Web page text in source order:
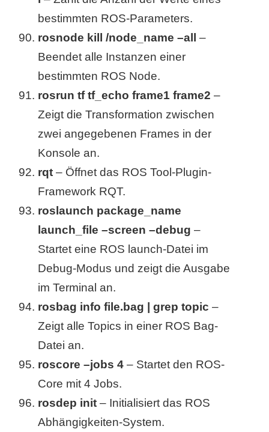
bestimmten ROS-Parameters.
rosnode kill /node_name –all –
Beendet alle Instanzen einer
bestimmten ROS Node.
rosrun tf tf_echo frame1 frame2 –
Zeigt die Transformation zwischen
zwei angegebenen Frames in der
Konsole an.
rqt – Öffnet das ROS Tool-Plugin-
Framework RQT.
roslaunch package_name
launch_file –screen –debug –
Startet eine ROS launch-Datei im
Debug-Modus und zeigt die Ausgabe
im Terminal an.
rosbag info file.bag | grep topic –
Zeigt alle Topics in einer ROS Bag-
Datei an.
roscore –jobs 4 – Startet den ROS-
Core mit 4 Jobs.
rosdep init – Initialisiert das ROS
Abhängigkeiten-System.